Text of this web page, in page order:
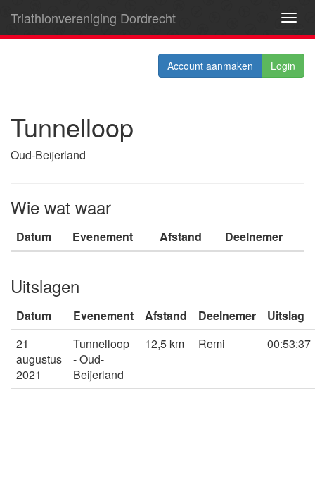
Triathlonvereniging Dordrecht
Account aanmaken Login
Tunnelloop
Oud-Beijerland
Wie wat waar
Datum Evenement Afstand Deelnemer
Uitslagen
Datum Evenement Afstand Deelnemer
Uitslag
21
augustus
2021
Tunnelloop
- Oud-
Beijerland
12,5 km Remi 00:53:37